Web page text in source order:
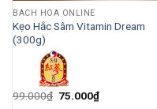
BÁCH HÓA ONLINE
Kẹo Hắc Sâm Vitamin Dream
(300g)
99.000₫ 75.000₫